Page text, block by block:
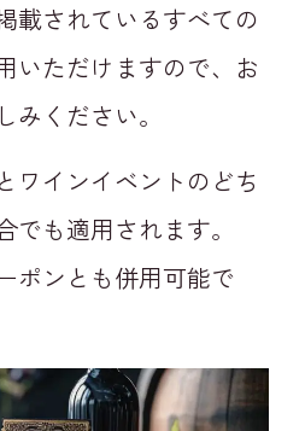
載されているすべての
いただけますので、お
ください。
ワインイベントのどち
でも適用されます。
ポンとも併用可能で